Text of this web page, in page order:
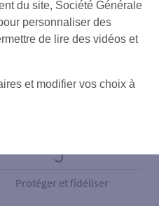
Protéger et fidéliser
du site, Société Générale
personnaliser des
de lire des vidéos et
et modifier vos choix à